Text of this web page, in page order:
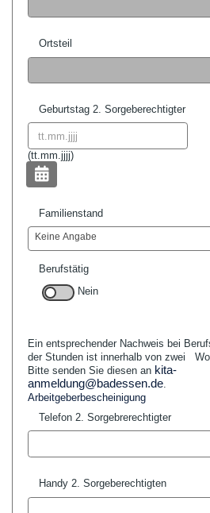
Ortsteil
Geburtstag 2. Sorgeberechtigter
(Datum format:
tt.mm.jjjj)
Familienstand
Keine Angabe
Berufstätig
Nein
Ein entsprechender Nachweis bei
der Stunden ist innerhalb von zwei
Bitte senden Sie diesen an kita-
anmeldung@badessen.de.
Arbeitgeberbescheinigung
Telefon 2. Sorgebrerechtigter
Handy 2. Sorgeberechtigten